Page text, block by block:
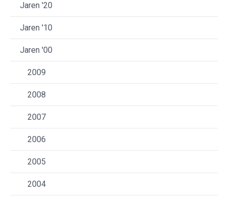
Jaren '20
Jaren '10
Jaren '00
2009
2008
2007
2006
2005
2004